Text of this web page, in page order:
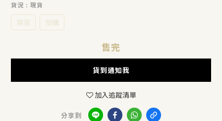
貨況 : 現貨
現貨 預購
售完
貨到通知我
加入追蹤清單
分享到